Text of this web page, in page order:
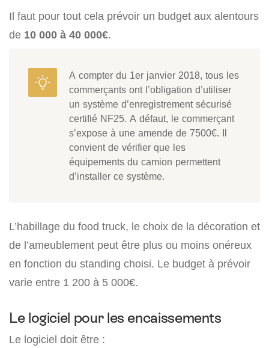
Il faut pour tout cela prévoir un budget aux alentours
de 10 000 à 40 000€.
A compter du 1er janvier 2018, tous les
commerçants ont l’obligation d’utiliser
un système d’enregistrement sécurisé
certifié NF25. A défaut, le commerçant
s’expose à une amende de 7500€. Il
convient de vérifier que les
équipements du camion permettent
d’installer ce système.
L’habillage du food truck, le choix de la décoration et
de l’ameublement peut être plus ou moins onéreux
en fonction du standing choisi. Le budget à prévoir
varie entre 1 200 à 5 000€.
Le logiciel pour les encaissements
Le logiciel doit être :